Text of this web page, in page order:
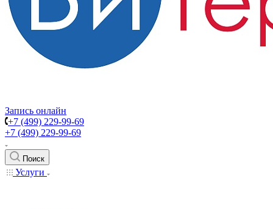
Запись онлайн
+7 (499) 229-99-69
+7 (499) 229-99-69
Поиск
Услуги